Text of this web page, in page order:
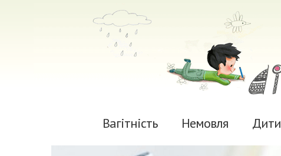
Вагітність Немовля